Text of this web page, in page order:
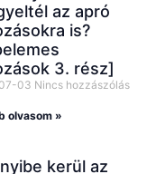
az apró
is?
3. rész]
03 Nincs hozzászólás
olvasom »
kerül az